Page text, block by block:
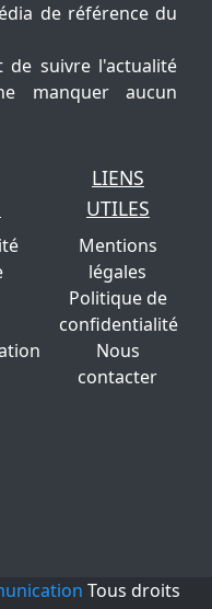
de référence du
de suivre l'actualité
manquer aucun
LIENS
UTILES
Mentions
légales
Politique de
confidentialité
Nous
contacter
Tous droits